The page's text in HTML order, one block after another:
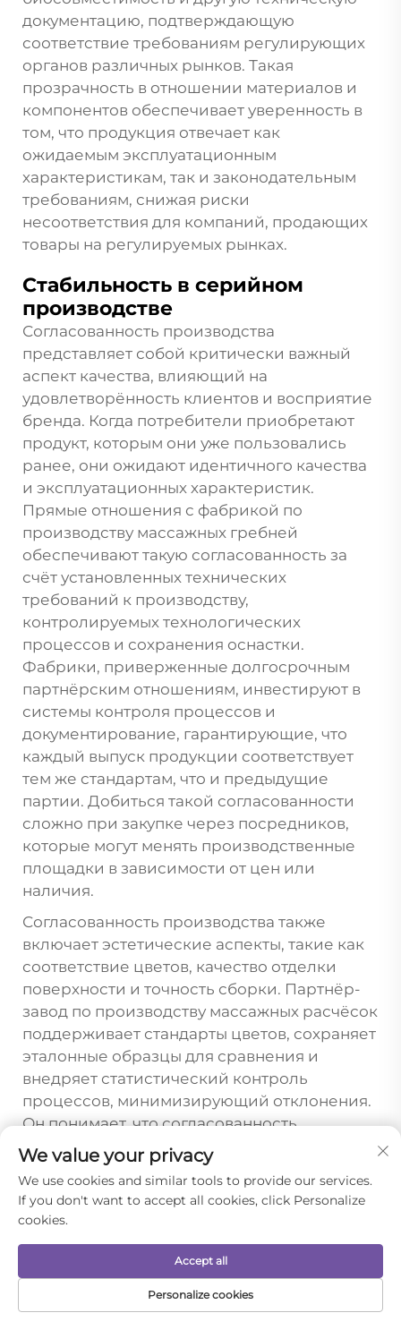
документацию, подтверждающую
соответствие требованиям регулирующих
органов различных рынков. Такая
прозрачность в отношении материалов и
компонентов обеспечивает уверенность в
том, что продукция отвечает как
ожидаемым эксплуатационным
характеристикам, так и законодательным
требованиям, снижая риски
несоответствия для компаний, продающих
товары на регулируемых рынках.
Стабильность в серийном
производстве
Согласованность производства
представляет собой критически важный
аспект качества, влияющий на
удовлетворённость клиентов и восприятие
бренда. Когда потребители приобретают
продукт, которым они уже пользовались
ранее, они ожидают идентичного качества
и эксплуатационных характеристик.
Прямые отношения с фабрикой по
производству массажных гребней
обеспечивают такую согласованность за
счёт установленных технических
требований к производству,
контролируемых технологических
процессов и сохранения оснастки.
Фабрики, приверженные долгосрочным
партнёрским отношениям, инвестируют в
системы контроля процессов и
документирование, гарантирующие, что
каждый выпуск продукции соответствует
тем же стандартам, что и предыдущие
партии. Добиться такой согласованности
сложно при закупке через посредников,
которые могут менять производственные
площадки в зависимости от цен или
наличия.
Согласованность производства также
включает эстетические аспекты, такие как
соответствие цветов, качество отделки
поверхности и точность сборки. Партнёр-
завод по производству массажных расчёсок
поддерживает стандарты цветов, сохраняет
эталонные образцы для сравнения и
внедряет статистический контроль
процессов, минимизирующий отклонения.
Он понимает, что согласованность
напрямую влияет на репутацию бренда
заказчика, и принимает соответствующие
меры для обеспечения однородности
продукции. В случае возникновения
позволяют быстро выявить и устранить
неисправность, предотвращая накопление
бракованной продукции на складе. Такая
ДОМАШНЯЯ
ЭЛЕКТРОННАЯ
We value your privacy
We use cookies and similar tools to provide our services.
If you don't want to accept all cookies, click Personalize
cookies.
Personalize cookies
Accept all